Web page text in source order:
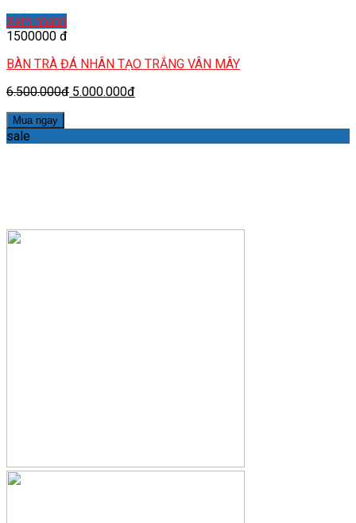
Xem nhanh
1500000 đ
BÀN TRÀ ĐÁ NHÂN TẠO TRẮNG VÂN MÂY
6.500.000đ 5.000.000đ
Mua ngay
sale